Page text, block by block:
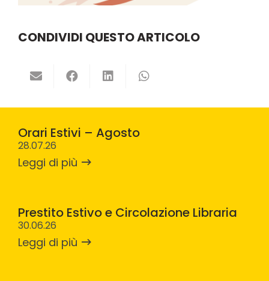
CONDIVIDI QUESTO ARTICOLO
Orari Estivi – Agosto
28.07.26
Leggi di più
Prestito Estivo e Circolazione Libraria
30.06.26
Leggi di più